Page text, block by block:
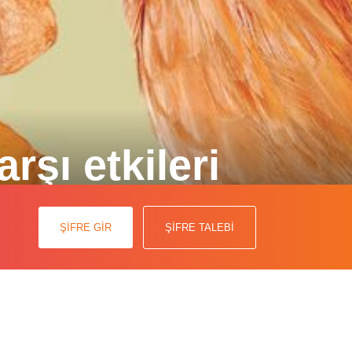
etkileri
ancak antibiyotiklerin olası yan
ŞİFRE GİR ŞİFRE TALEBİ